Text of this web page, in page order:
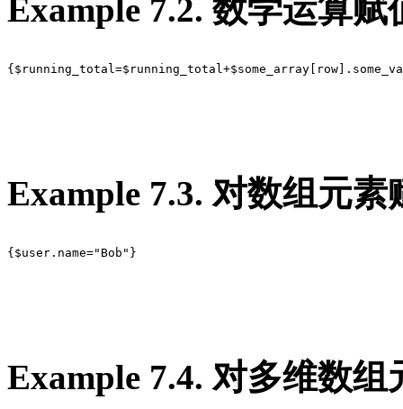
Example 7.2. 数学运算赋
Example 7.3. 对数组元素
{$user.name="Bob"}
Example 7.4. 对多维数组